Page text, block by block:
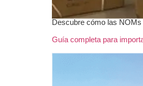
Descubre cómo las
Guía completa para